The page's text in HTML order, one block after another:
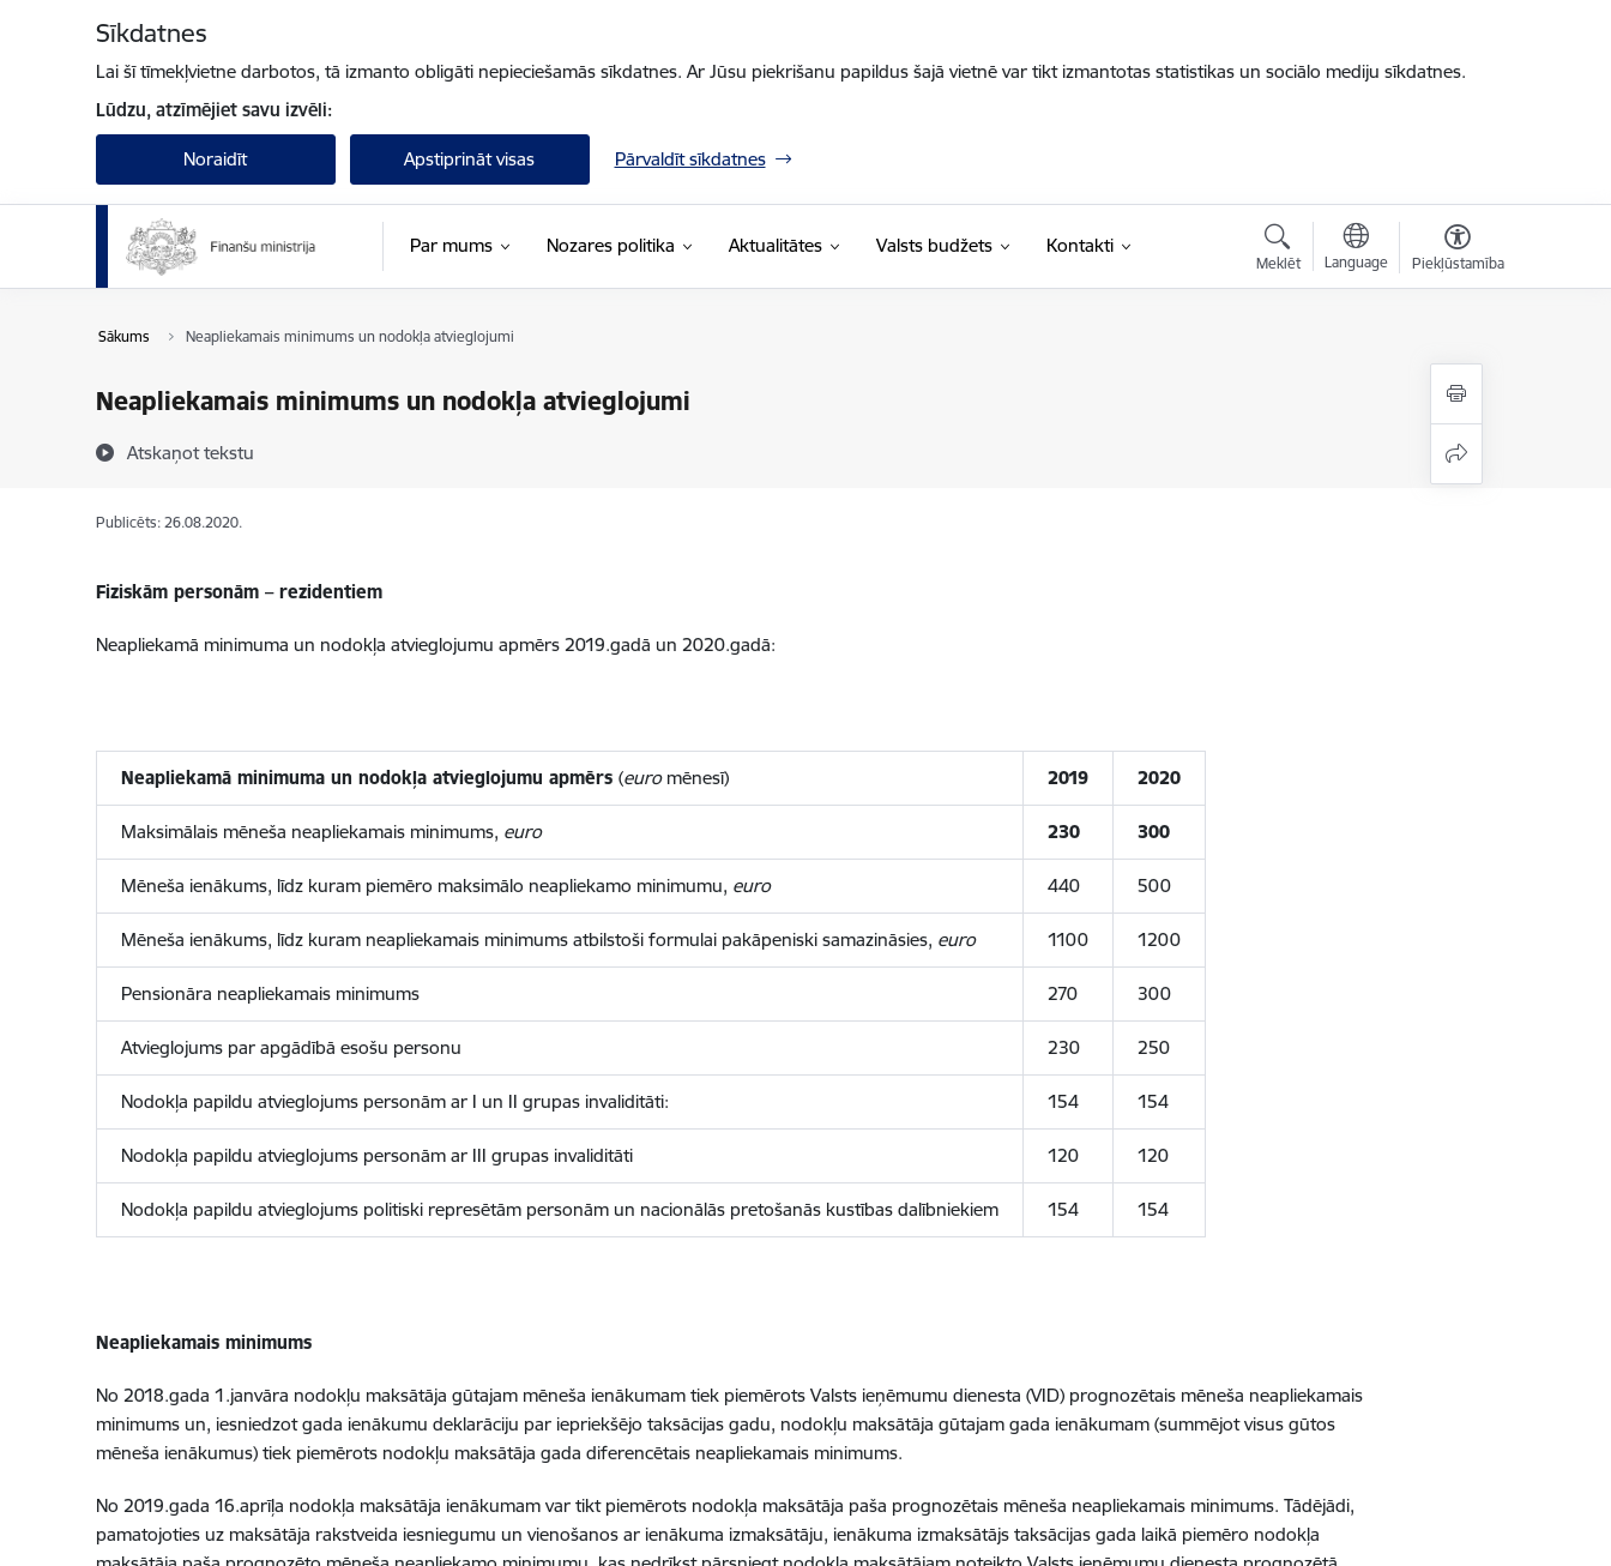
Sīkdatnes
Lai šī tīmekļvietne darbotos, tā izmanto obligāti nepieciešamās sīkdatnes. Ar Jūsu piekrišanu papildus šajā vietnē var tikt izmantotas statistikas un sociālo mediju sīkdatnes.
Lūdzu, atzīmējiet savu izvēli:
Noraidīt Apstiprināt visas Pārvaldīt sīkdatnes
Par mums Nozares politika Aktualitātes Valsts budžets Kontakti
Meklēt Language Piekļūstamība
Sākums Neapliekamais minimums un nodokļa atvieglojumi
Neapliekamais minimums un nodokļa atvieglojumi
Atskaņot tekstu
Publicēts: 26.08.2020.
Fiziskām personām – rezidentiem
Neapliekamā minimuma un nodokļa atvieglojumu apmērs 2019.gadā un 2020.gadā:
Neapliekamā minimuma un nodokļa atvieglojumu apmērs (euromēnesī) 2019 2020
Maksimālais mēneša neapliekamais minimums, euro 230 300
Mēneša ienākums, līdz kuram piemēro maksimālo neapliekamo minimumu, euro 440 500
Mēneša ienākums, līdz kuram neapliekamais minimums atbilstoši formulai pakāpeniski samazināsies, euro 1100 1200
Pensionāra neapliekamais minimums 270 300
Atvieglojums par apgādībā esošu personu 230 250
Nodokļa papildu atvieglojums personām ar I un II grupas invaliditāti: 154 154
Nodokļa papildu atvieglojums personām ar III grupas invaliditāti 120 120
Nodokļa papildu atvieglojums politiski represētām personām un nacionālās pretošanās kustības dalībniekiem 154 154
Neapliekamais minimums
No 2018.gada 1.janvāra nodokļu maksātāja gūtajam mēneša ienākumam tiek piemērots Valsts ieņēmumu dienesta (VID) prognozētais mēneša neapliekamais
minimums un, iesniedzot gada ienākumu deklarāciju par iepriekšējo taksācijas gadu, nodokļu maksātāja gūtajam gada ienākumam (summējot visus gūtos
mēneša ienākumus) tiek piemērots nodokļu maksātāja gada diferencētais neapliekamais minimums.
No 2019.gada 16.aprīļa nodokļa maksātāja ienākumam var tikt piemērots nodokļa maksātāja paša prognozētais mēneša neapliekamais minimums. Tādējādi,
pamatojoties uz maksātāja rakstveida iesniegumu un vienošanos ar ienākuma izmaksātāju, ienākuma izmaksātājs taksācijas gada laikā piemēro nodokļa